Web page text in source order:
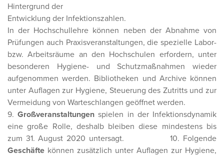
Hintergrund der
Entwicklung der Infektionszahlen.
In der Hochschullehre können neben der Abnahme von
Prüfungen auch Praxisveranstaltungen, die spezielle Labor-
bzw. Arbeitsräume an den Hochschulen erfordern, unter
besonderen Hygiene- und Schutzmaßnahmen wieder
aufgenommen werden. Bibliotheken und Archive können
unter Auflagen zur Hygiene, Steuerung des Zutritts und zur
Vermeidung von Warteschlangen geöffnet werden.
9.Großveranstaltungen spielen in der Infektionsdynamik
eine große Rolle, deshalb bleiben diese mindestens bis
zum 31. August 2020 untersagt. 10. Folgende
Geschäfte können zusätzlich unter Auflagen zur Hygiene,